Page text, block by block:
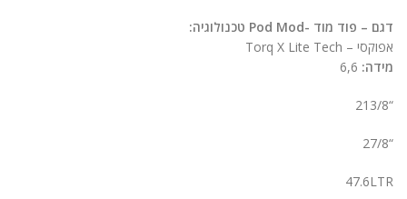
remove_circle_outline הקטנת גופן
גופן קריא
דגם – פוד מוד -Pod Mod
טכנולוגיה:
אפוקסי – Torq X Lite Tech
מידה: 6,6
“213/8
“27/8
47.6LTR